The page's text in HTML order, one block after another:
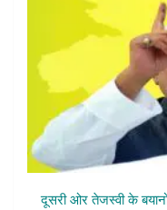
दूसरी ओर तेजस्वी के